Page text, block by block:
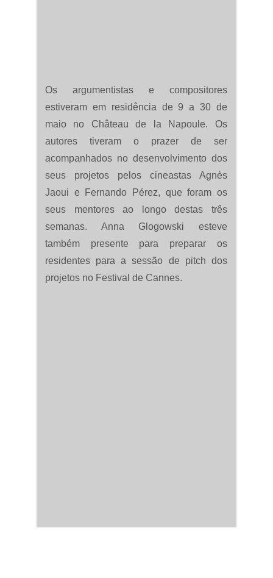
Os argumentistas e compositores
estiveram em residência de 9 a 30 de
maio no Château de la Napoule. Os
autores tiveram o prazer de ser
acompanhados no desenvolvimento dos
seus projetos pelos cineastas Agnès
Jaoui e Fernando Pérez, que foram os
seus mentores ao longo destas três
semanas. Anna Glogowski esteve
também presente para preparar os
residentes para a sessão de pitch dos
projetos no Festival de Cannes.